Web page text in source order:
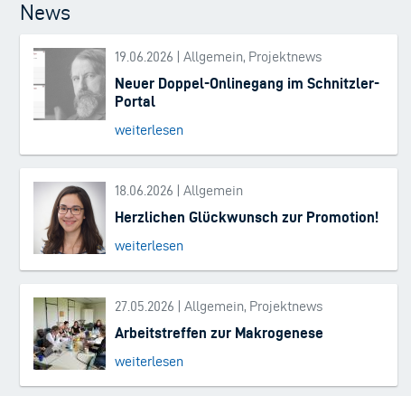
News
19.06.2026 | Allgemein, Projektnews
Neuer Doppel-Onlinegang im Schnitzler-
Portal
weiterlesen
18.06.2026 | Allgemein
Herzlichen Glückwunsch zur Promotion!
weiterlesen
27.05.2026 | Allgemein, Projektnews
Arbeitstreffen zur Makrogenese
weiterlesen